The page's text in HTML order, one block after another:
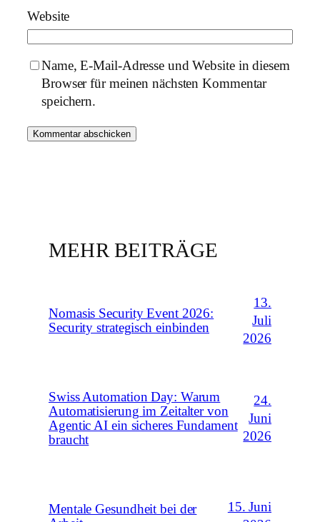
Website
Name, E-Mail-Adresse und Website in diesem
Browser für meinen nächsten Kommentar
speichern.
MEHR BEITRÄGE
Nomasis Security Event 2026:
Security strategisch einbinden
13.
Juli
2026
Swiss Automation Day: Warum
Automatisierung im Zeitalter von
Agentic AI ein sicheres Fundament
braucht
24.
Juni
2026
Mentale Gesundheit bei der
15. Juni